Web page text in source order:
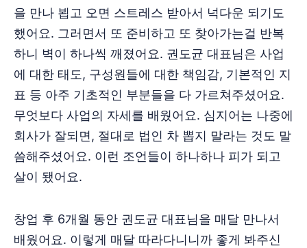
을 만나 뵙고 오면 스트레스 받아서 넉다운 되기도
했어요. 그러면서 또 준비하고 또 찾아가는걸 반복
하니 벽이 하나씩 깨졌어요. 권도균 대표님은 사업
에 대한 태도, 구성원들에 대한 책임감, 기본적인 지
표 등 아주 기초적인 부분들을 다 가르쳐주셨어요.
무엇보다 사업의 자세를 배웠어요. 심지어는 나중에
회사가 잘되면, 절대로 법인 차 뽑지 말라는 것도 말
씀해주셨어요. 이런 조언들이 하나하나 피가 되고
살이 됐어요.
창업 후 6개월 동안 권도균 대표님을 매달 만나서
배웠어요. 이렇게 매달 따라다니니까 좋게 봐주신